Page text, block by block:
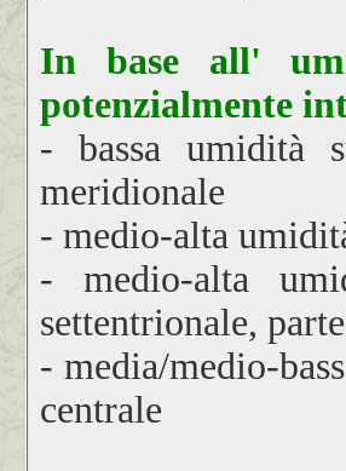
In base all'
potenzialmente
- bassa umidità
meridionale
- medio-alta
- medio-alta
settentrionale,
- media/medio-
centrale